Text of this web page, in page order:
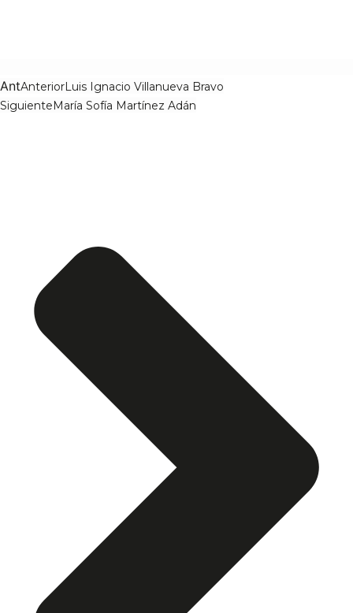
AntAnteriorLuis Ignacio Villanueva Bravo
SiguienteMaría Sofía Martínez Adán